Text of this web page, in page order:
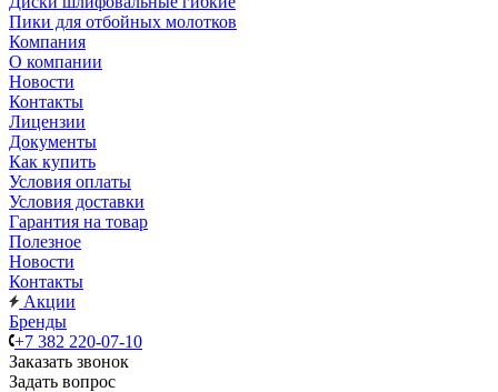
Пики для отбойных молотков
Компания
О компании
Новости
Контакты
Лицензии
Документы
Как купить
Условия оплаты
Условия доставки
Гарантия на товар
Полезное
Новости
Контакты
Акции
Бренды
+7 382 220-07-10
Заказать звонок
Задать вопрос